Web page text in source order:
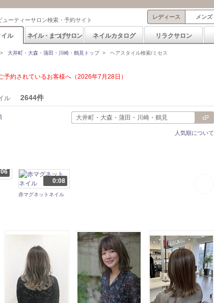
ーティーサロン検索・予約サイト レディース メンズ
ル ネイル・まつげサロン ネイルカタログ リラクサロン
大井町・大森・蒲田・川崎・鶴見トップ> ヘアスタイル検索/ミセス
予約されているお客様へ（2026年7月28日）
ル 2644件
大井町・大森・蒲田・川崎・鶴見
人気順について
0:08
赤マグネットネイル